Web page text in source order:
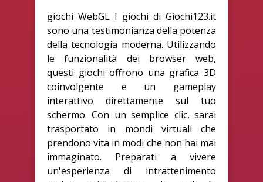
giochi WebGL I giochi di Giochi123.it
sono una testimonianza della potenza
della tecnologia moderna. Utilizzando
le funzionalità dei browser web,
questi giochi offrono una grafica 3D
coinvolgente e un gameplay
interattivo direttamente sul tuo
schermo. Con un semplice clic, sarai
trasportato in mondi virtuali che
prendono vita in modi che non hai mai
immaginato. Preparati a vivere
un'esperienza di intrattenimento